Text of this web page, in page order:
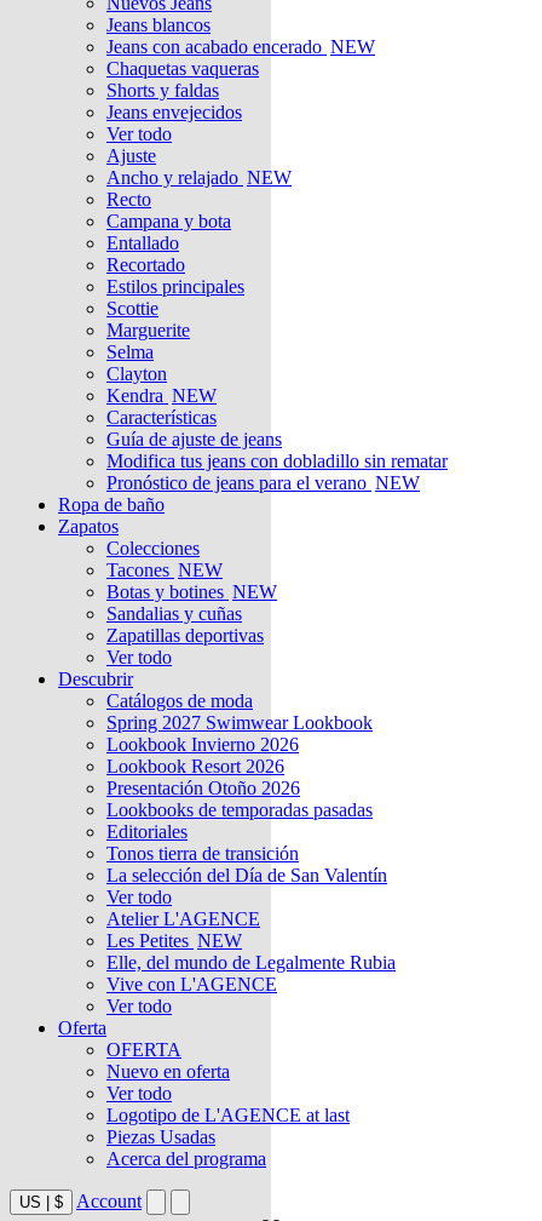
Jeans blancos
Jeans con acabado encerado NEW
Chaquetas vaqueras
Shorts y faldas
Jeans envejecidos
Ver todo
Ajuste
Ancho y relajado NEW
Recto
Campana y bota
Entallado
Recortado
Estilos principales
Scottie
Marguerite
Selma
Clayton
Kendra NEW
Características
Guía de ajuste de jeans
Modifica tus jeans con dobladillo sin rematar
Pronóstico de jeans para el verano NEW
Ropa de baño
Zapatos
Colecciones
Tacones NEW
Botas y botines NEW
Sandalias y cuñas
Zapatillas deportivas
Ver todo
Descubrir
Catálogos de moda
Spring 2027 Swimwear Lookbook
Lookbook Invierno 2026
Lookbook Resort 2026
Presentación Otoño 2026
Lookbooks de temporadas pasadas
Editoriales
Tonos tierra de transición
La selección del Día de San Valentín
Ver todo
Atelier L'AGENCE
Les Petites NEW
Elle, del mundo de Legalmente Rubia
Vive con L'AGENCE
Ver todo
Oferta
OFERTA
Nuevo en oferta
Ver todo
Logotipo de L'AGENCE at last
Piezas Usadas
Acerca del programa
US $ Account